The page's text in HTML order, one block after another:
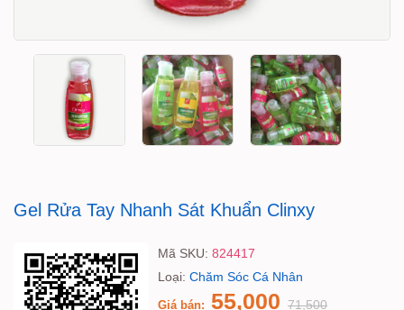
Gel Rửa Tay Nhanh Sát Khuẩn Clinxy
Mã SKU: 824417
Loại: Chăm Sóc Cá Nhân
Giá bán: 55,000 71,500